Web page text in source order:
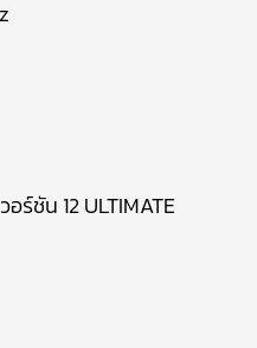
อร์ชัน 12 ULTIMATE